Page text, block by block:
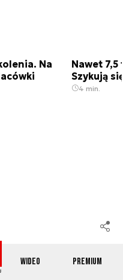
Wideo Premium
Na
Nawet
Szykują
4 min.
Sukces